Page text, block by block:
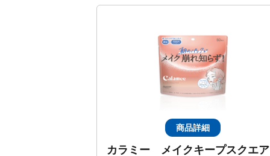
商品詳細
カラミー メイクキープスクエア